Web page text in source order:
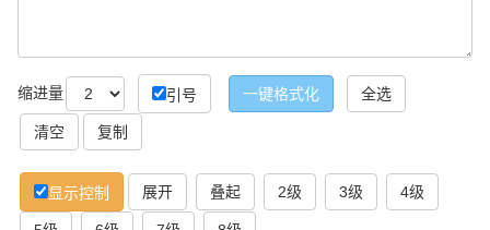
缩进量 引号 全选
复制
显示控制 展开 叠起 2级 3级 4级